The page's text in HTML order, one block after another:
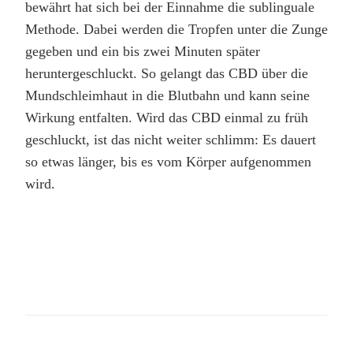
bewährt hat sich bei der Einnahme die sublinguale
Methode. Dabei werden die Tropfen unter die Zunge
gegeben und ein bis zwei Minuten später
heruntergeschluckt. So gelangt das CBD über die
Mundschleimhaut in die Blutbahn und kann seine
Wirkung entfalten. Wird das CBD einmal zu früh
geschluckt, ist das nicht weiter schlimm: Es dauert
so etwas länger, bis es vom Körper aufgenommen
wird.